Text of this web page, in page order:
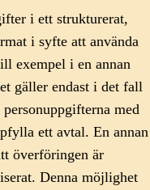
i ett strukturerat,
i syfte att använda
exempel i en annan
gäller endast i det fall
med
ett avtal. En annan
överföringen är
Denna möjlighet